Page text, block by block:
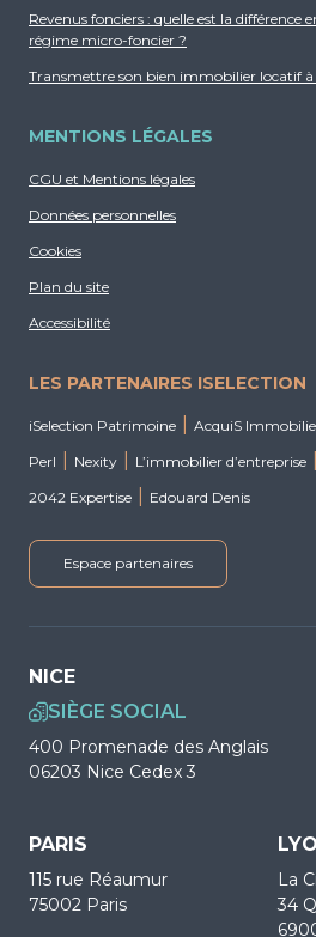
Revenus fonciers : quelle est la différence
régime micro-foncier ?
Transmettre son bien immobilier locatif à
MENTIONS LÉGALES
CGU et Mentions légales
Données personnelles
Cookies
Plan du site
Accessibilité
LES PARTENAIRES ISELECTION
iSelection Patrimoine AcquiS
Perl
Nexity L’immobilier d’entreprise
2042 Expertise
Edouard Denis
Espace partenaires
NICE
SIÈGE SOCIAL
400 Promenade des Anglais
06203 Nice Cedex 3
PARIS
115 rue Réaumur
75002 Paris
La
34